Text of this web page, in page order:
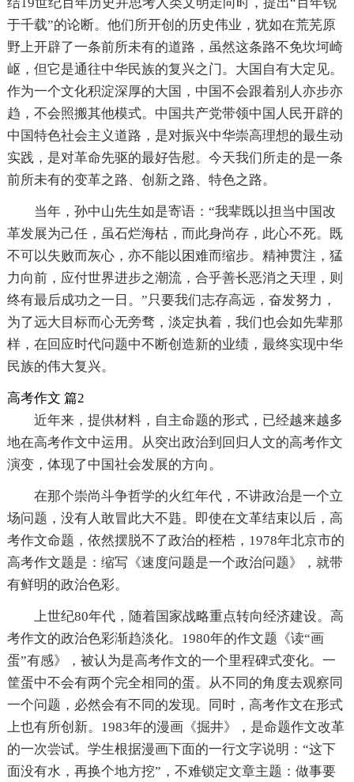
于千载”的论断。他们所开创的历史伟业，犹如在荒芜原
野上开辟了一条前所未有的道路，虽然这条路不免坎坷崎
岖，但它是通往中华民族的复兴之门。大国自有大定见。
作为一个文化积淀深厚的大国，中国不会跟着别人亦步亦
趋，不会照搬其他模式。中国共产党带领中国人民开辟的
中国特色社会主义道路，是对振兴中华崇高理想的最生动
实践，是对革命先驱的最好告慰。今天我们所走的是一条
前所未有的变革之路、创新之路、特色之路。
当年，孙中山先生如是寄语：“我辈既以担当中国改
革发展为己任，虽石烂海枯，而此身尚存，此心不死。既
不可以失败而灰心，亦不能以困难而缩步。精神贯注，猛
力向前，应付世界进步之潮流，合乎善长恶消之天理，则
终有最后成功之一日。”只要我们志存高远，奋发努力，
为了远大目标而心无旁骛，淡定执着，我们也会如先辈那
样，在回应时代问题中不断创造新的业绩，最终实现中华
民族的伟大复兴。
高考作文 篇2
近年来，提供材料，自主命题的形式，已经越来越多
地在高考作文中运用。从突出政治到回归人文的高考作文
演变，体现了中国社会发展的方向。
在那个崇尚斗争哲学的火红年代，不讲政治是一个立
场问题，没有人敢冒此大不韪。即使在文革结束以后，高
考作文命题，依然摆脱不了政治的桎梏，1978年北京市的
高考作文题是：缩写《速度问题是一个政治问题》，就带
有鲜明的政治色彩。
上世纪80年代，随着国家战略重点转向经济建设。高
考作文的政治色彩渐趋淡化。1980年的作文题《读“画
蛋”有感》，被认为是高考作文的一个里程碑式变化。一
筐蛋中不会有两个完全相同的蛋。从不同的角度去观察同
一个问题，必然会有不同的发现。同时，高考作文在形式
上也有所创新。1983年的漫画《掘井》，是命题作文改革
的一次尝试。学生根据漫画下面的一行文字说明：“这下
面没有水，再换个地方挖”，不难锁定文章主题：做事要